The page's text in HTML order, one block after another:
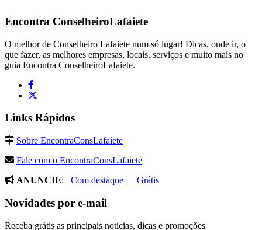
Encontra ConselheiroLafaiete
O melhor de Conselheiro Lafaiete num só lugar! Dicas, onde ir, o
que fazer, as melhores empresas, locais, serviços e muito mais no
guia Encontra ConselheiroLafaiete.
Links Rápidos
Sobre EncontraConsLafaiete
Fale com o EncontraConsLafaiete
ANUNCIE: Com destaque | Grátis
Novidades por e-mail
Receba grátis as principais notícias, dicas e promoções